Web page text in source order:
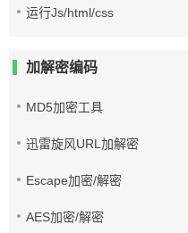
运行Js/html/css
加解密编码
MD5加密工具
迅雷旋风URL加解密
Escape加密/解密
AES加密/解密